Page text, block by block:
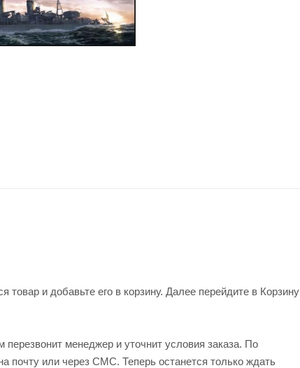
и добавьте его в корзину. Далее перейдите в Корзину
менеджер и уточнит условия заказа. По
почту или через СМС. Теперь останется только ждать